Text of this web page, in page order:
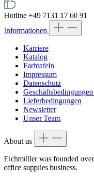
Hotline +49 7131 17 60 91
Informationen
Karriere
Katalog
Farbtafeln
Impressum
Datenschutz
Lieferbedingungen
Newsletter
Unser Team
About us
Eichmüller was founded
office supplies business.